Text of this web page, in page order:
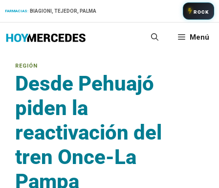
FARMACIAS: BIAGIONI, TEJEDOR, PALMA ROCK
Menú
Desde Pehuajó
piden la
reactivación del
tren Once-La
Pampa